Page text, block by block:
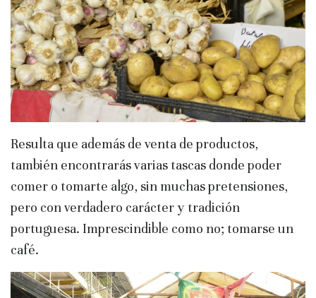
Resulta que además de venta de productos,
también encontrarás varias tascas donde poder
comer o tomarte algo, sin muchas pretensiones,
pero con verdadero carácter y tradición
portuguesa. Imprescindible como no; tomarse un
café.